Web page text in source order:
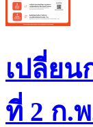
เปลี่ย
ที่ 2 ก.